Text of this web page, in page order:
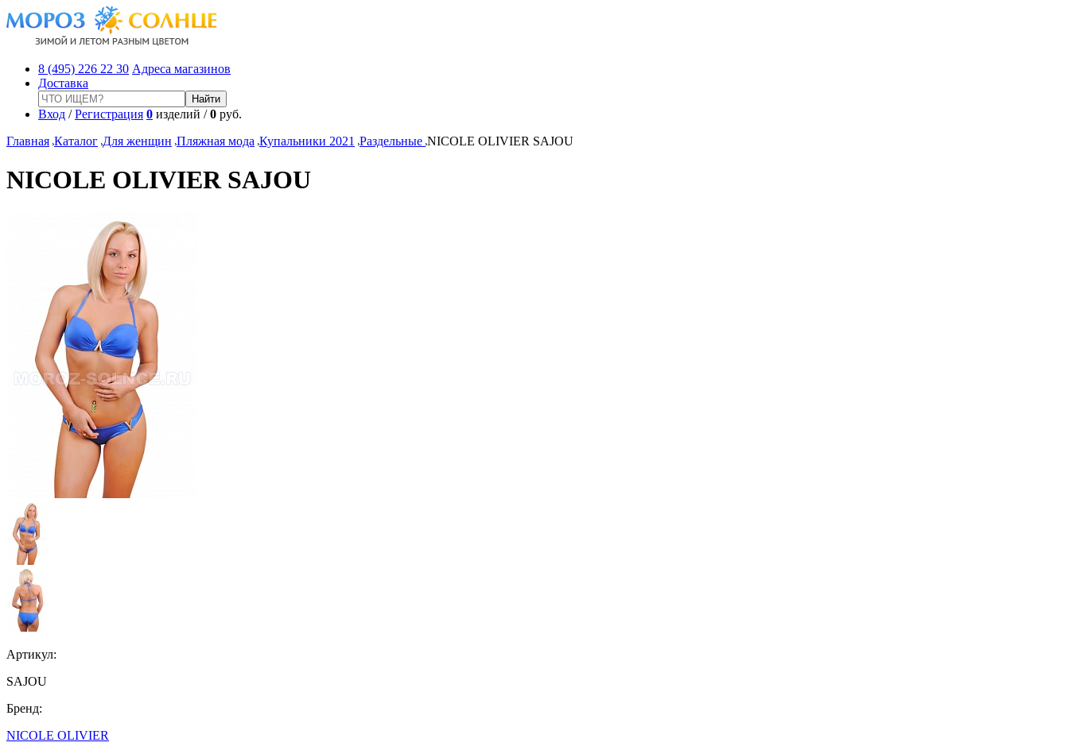
8 (495) 226 22 30 Адреса магазинов
Доставка
Вход /Регистрация 0 изделий /0 руб.
Главная Каталог Для женщин Пляжная мода Купальники 2021 Раздельные NICOLE OLIVIER SAJOU
NICOLE OLIVIER SAJOU
Артикул:
SAJOU
Бренд:
NICOLE OLIVIER